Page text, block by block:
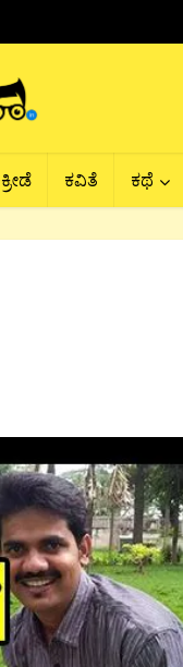
ಕವಿತೆ ಕಥೆ